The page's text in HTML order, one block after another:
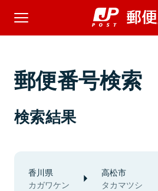
郵便番号検索
検索結果
香川県
カガワケン
高松市
タカマツシ